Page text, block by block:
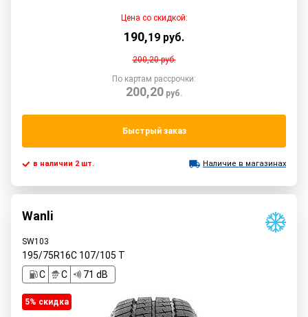
Цена со скидкой:
190,19 руб.
200,20руб.
По картам рассрочки:
200,20руб.
Быстрый заказ
в наличии 2 шт. Наличие в магазинах
Wanli
SW103
195/75R16C 107/105 T
C
C 71 dB
5% cкидка